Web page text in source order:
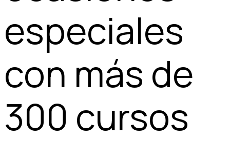
especiales
con más de
300 cursos